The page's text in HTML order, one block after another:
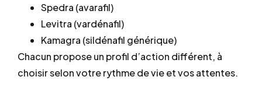
Spedra (avarafil)
Levitra (vardénafil)
Kamagra (sildénafil générique)
Chacun propose un profil d’action différent, à
choisir selon votre rythme de vie et vos attentes.